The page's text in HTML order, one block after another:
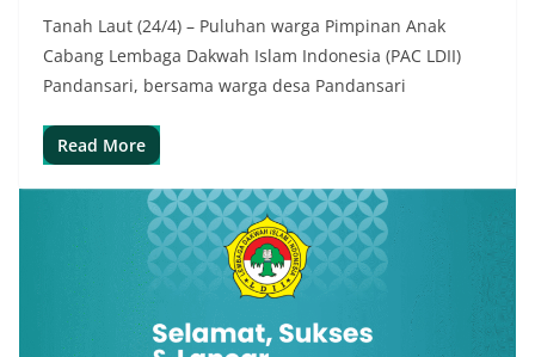
Tanah Laut (24/4) – Puluhan warga Pimpinan Anak
Cabang Lembaga Dakwah Islam Indonesia (PAC LDII)
Pandansari, bersama warga desa Pandansari
Read More